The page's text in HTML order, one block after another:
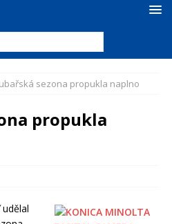
sezona propukla naplno
propukla